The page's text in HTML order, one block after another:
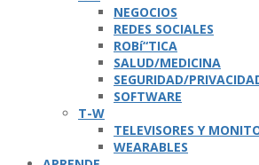
NEGOCIOS
REDES SOCIALES
ROBí“TICA
SALUD/MEDICINA
SEGURIDAD/
SOFTWARE
T-W
TELEVISORES Y
WEARABLES